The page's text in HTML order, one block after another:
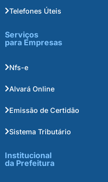
Telefones Úteis
Serviços
para Empresas
Nfs-e
Alvará Online
Emissão de Certidão
Sistema Tributário
Institucional
da Prefeitura